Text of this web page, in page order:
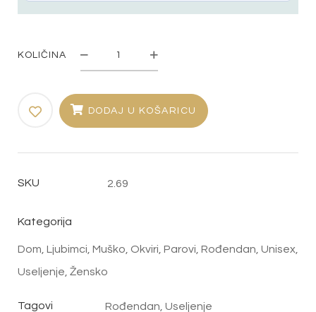
KOLIČINA
Okvir
DODAJ U KOŠARICU
SKU 2.69
Kategorija
Dom Ljubimci Muško Okviri Parovi Rođendan Unisex
Useljenje Žensko
Tagovi Rođendan ,Useljenje